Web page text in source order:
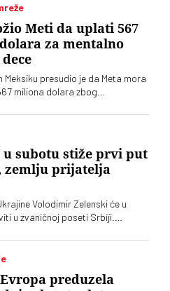
Meti da uplati 567
za mentalno
Meksiku presudio je da Meta mora
miliona dolara zbog
Kompnija odbacuje optužbe i
u subotu stiže prvi put
zemlju prijatelja
Volodimir Zelenski će u
u zvaničnoj poseti Srbiji.
je služba za saradnju sa
srpske države
preduzela